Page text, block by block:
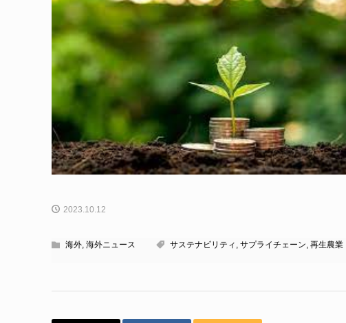
2023.10.12
海外, 海外ニュース サステナビリティ , サプライチェーン, 再生農業